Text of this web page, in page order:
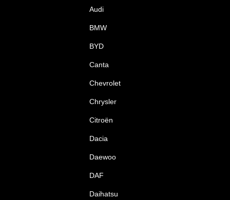
Audi
BMW
BYD
Canta
Chevrolet
Chrysler
Citroën
Dacia
Daewoo
DAF
Daihatsu